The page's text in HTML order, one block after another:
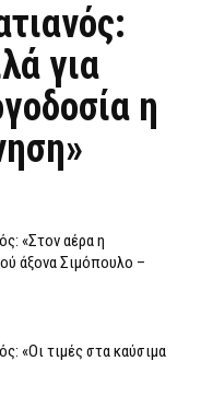
για
η
«Στον αέρα η
άξονα Σιμόπουλο –
«Οι τιμές στα καύσιμα